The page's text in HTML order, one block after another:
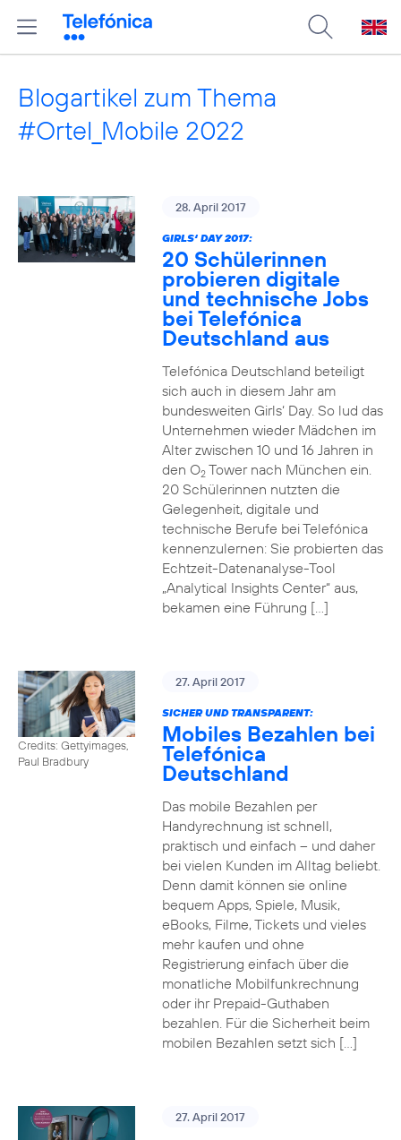
Blogartikel zum Thema
#Ortel_Mobile 2022
28. April 2017
GIRLS‘ DAY 2017:
20 Schülerinnen
probieren digitale
und technische Jobs
bei Telefónica
Deutschland aus
Telefónica Deutschland beteiligt
sich auch in diesem Jahr am
bundesweiten Girls‘ Day. So lud das
Unternehmen wieder Mädchen im
Alter zwischen 10 und 16 Jahren in
den O2Tower nach München ein.
20 Schülerinnen nutzten die
Gelegenheit, digitale und
technische Berufe bei Telefónica
kennenzulernen: Sie probierten das
Echtzeit-Datenanalyse-Tool
„Analytical Insights Center“ aus,
bekamen eine Führung […]
Credits: Gettyimages,
Paul Bradbury
27. April 2017
SICHER UND TRANSPARENT:
Mobiles Bezahlen bei
Telefónica
Deutschland
Das mobile Bezahlen per
Handyrechnung ist schnell,
praktisch und einfach – und daher
bei vielen Kunden im Alltag beliebt.
Denn damit können sie online
bequem Apps, Spiele, Musik,
eBooks, Filme, Tickets und vieles
mehr kaufen und ohne
Registrierung einfach über die
monatliche Mobilfunkrechnung
oder ihr Prepaid-Guthaben
bezahlen. Für die Sicherheit beim
mobilen Bezahlen setzt sich […]
27. April 2017